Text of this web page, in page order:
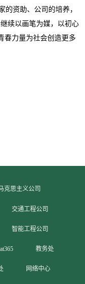
的资助、公司的培养，
续以画笔为媒，以初心
春力量为社会创造更多
克思主义公司
交通工程公司
智能工程公司
教务处
网络中心